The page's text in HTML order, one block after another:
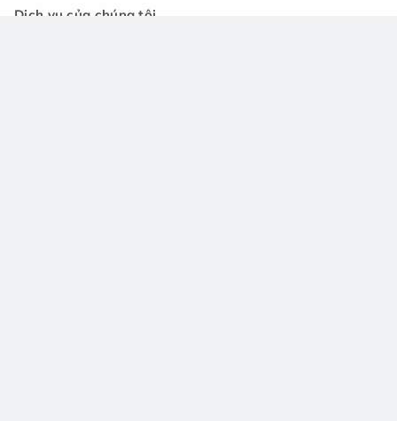
Dịch vụ của chúng tôi